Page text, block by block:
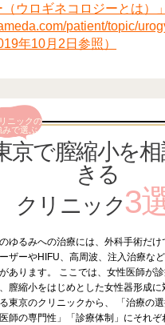
（ウロギネコロジーとは）
patient/topic/
年10月2日参照）
ニックの
みで選ぶ
京で膣縮小を
きる
クリニック3
ゆるみへの治療には、外科手術だけ
ザーやHIFU、高周波、注入治療な
あります。 ここでは、女性医師が
膣縮小をはじめとした女性器形成に
東京のクリニックから、 「治療の選
医師の専門性」「診療体制」にそれ